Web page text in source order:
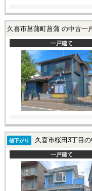
久喜市菖蒲町菖蒲 の中古一
一戸建て
値下がり 久喜市桜田3丁目
一戸建て